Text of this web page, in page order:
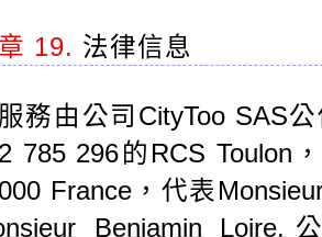
19. 法律信息
務由公司CityToo SAS
785 296的RCS Toulon
France，代表
Benjamin